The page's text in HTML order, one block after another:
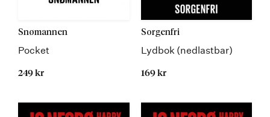
Snømannen
Pocket
249 kr
Sorgenfri
Lydbok (nedlastbar)
169 kr